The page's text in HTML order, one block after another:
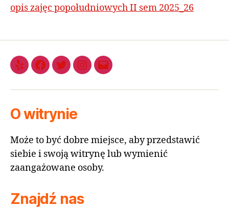
opis zajęc popołudniowych II sem 2025_26
O witrynie
Może to być dobre miejsce, aby przedstawić
siebie i swoją witrynę lub wymienić
zaangażowane osoby.
Znajdź nas